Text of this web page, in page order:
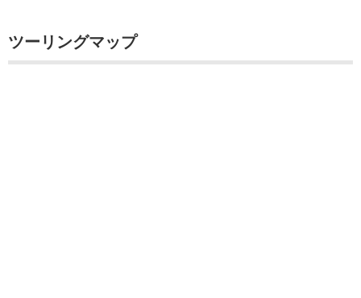
ツーリングマップ